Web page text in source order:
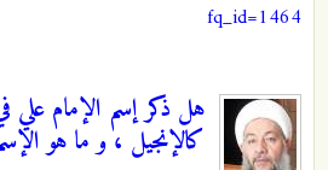
fq_id=1464
هل ذكر إسم الإمام
كالإنجيل ، و ما هو